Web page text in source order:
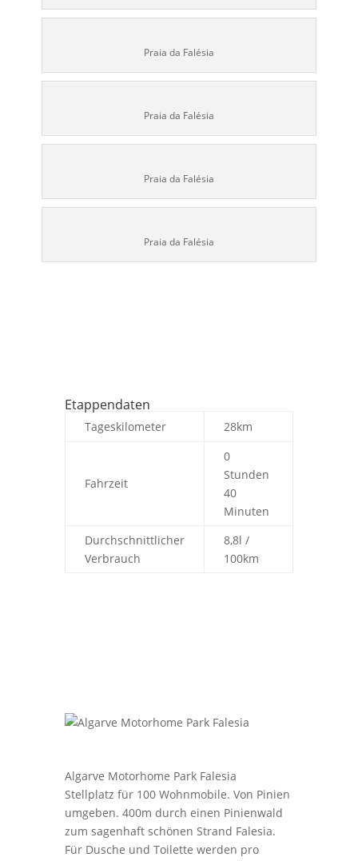
Praia da Falésia
Praia da Falésia
Praia da Falésia
Praia da Falésia
Etappendaten
Tageskilometer 28km
Fahrzeit
0
Stunden
40
Minuten
Durchschnittlicher
Verbrauch
8,8l /
100km
Algarve Motorhome Park Falesia
Stellplatz für 100 Wohnmobile. Von Pinien
umgeben. 400m durch einen Pinienwald
zum sagenhaft schönen Strand Falesia.
Für Dusche und Toilette werden pro